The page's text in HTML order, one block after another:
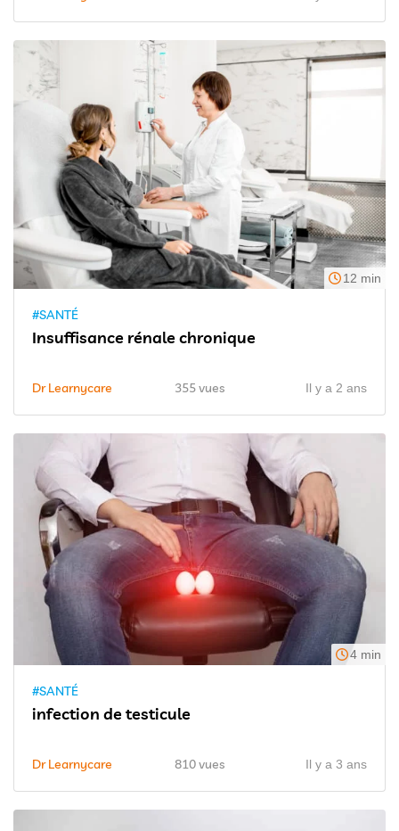
12 min
#SANTÉ
Insuffisance rénale chronique
Dr Learnycare 355 vues Il y a 2 ans
4 min
#SANTÉ
infection de testicule
Dr Learnycare 810 vues Il y a 3 ans